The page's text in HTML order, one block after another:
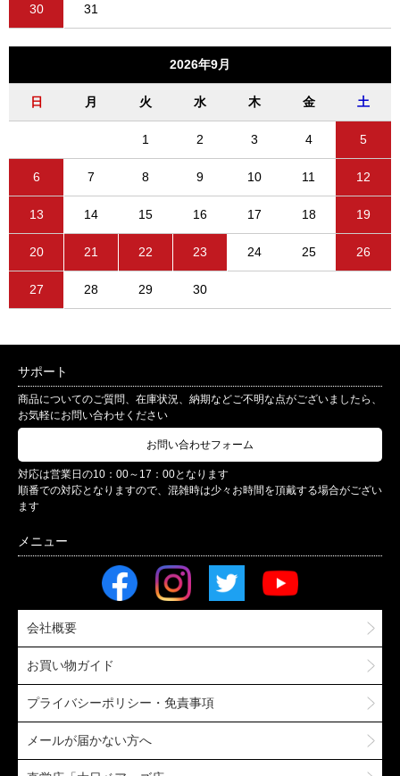
30 31
2026年9月
日 月 火 水 木 金 土
1 2 3 4 5
6 7 8 9 10 11 12
13 14 15 16 17 18 19
20 21 22 23 24 25 26
27 28 29 30
サポート
商品についてのご質問、在庫状況、納期などご不明な点がございましたら、
お気軽にお問い合わせください
お問い合わせフォーム
対応は営業日の10：00～17：00となります
順番での対応となりますので、混雑時は少々お時間を頂戴する場合がござい
ます
会社概要
お買い物ガイド
プライバシーポリシー・免責事項
メールが届かない方へ